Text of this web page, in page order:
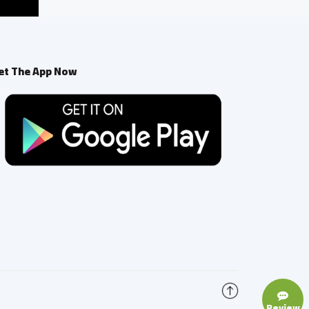
The App Now